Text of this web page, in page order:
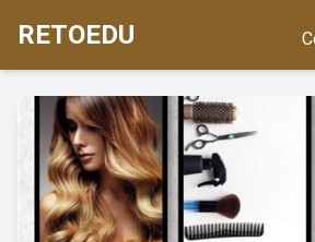
RETOEDU